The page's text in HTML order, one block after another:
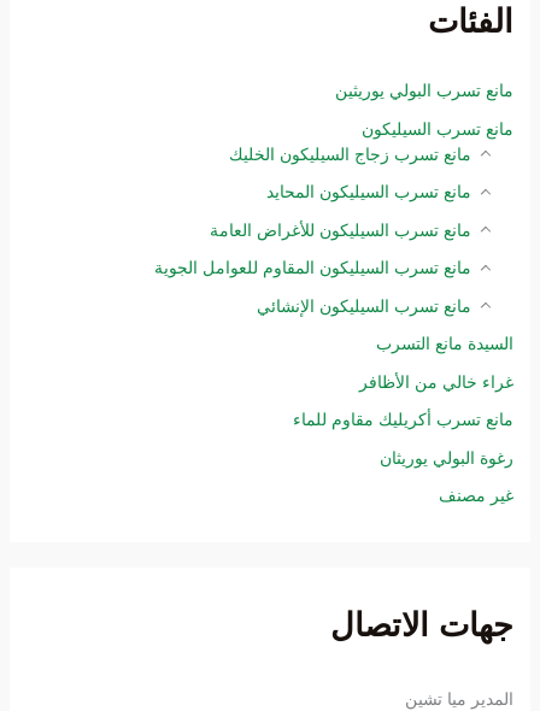
الفئات
مانع تسرب البولي يوريثين
مانع تسرب السيليكون
مانع تسرب زجاج السيليكون الخليك
مانع تسرب السيليكون المحايد
مانع تسرب السيليكون للأغراض العامة
مانع تسرب السيليكون المقاوم للعوامل الجوية
مانع تسرب السيليكون الإنشائي
السيدة مانع التسرب
غراء خالي من الأظافر
مانع تسرب أكريليك مقاوم للماء
رغوة البولي يوريثان
غير مصنف
جهات الاتصال
المدير ميا تشين